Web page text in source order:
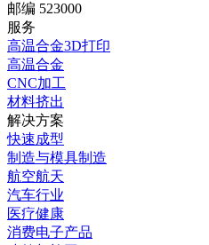
邮编 523000
服务
高温合金3D打印
高温合金
CNC加工
材料挤出
解决方案
快速成型
制造与模具制造
航空航天
汽车行业
医疗健康
消费电子产品